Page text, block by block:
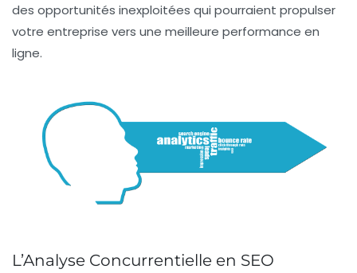
des opportunités inexploitées qui pourraient propulser
votre entreprise vers une meilleure performance en
ligne.
L’Analyse Concurrentielle en SEO